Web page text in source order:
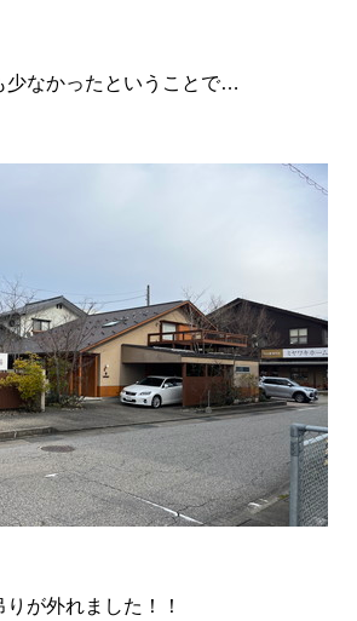
少なかったということで…
が外れました！！